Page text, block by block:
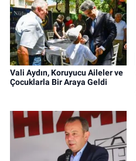
Vali Aydın, Koruyucu Aileler ve
Çocuklarla Bir Araya Geldi